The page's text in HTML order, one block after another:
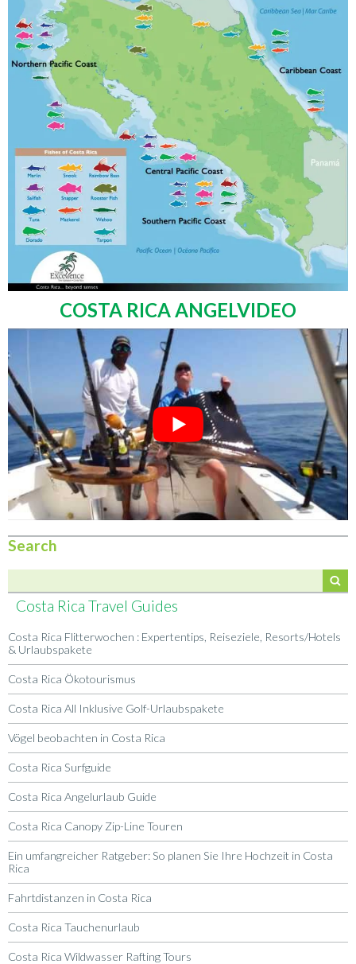
COSTA RICA ANGELVIDEO
Search
Costa Rica Travel Guides
Costa Rica Flitterwochen : Expertentips, Reiseziele, Resorts/Hotels
& Urlaubspakete
Costa Rica Ökotourismus
Costa Rica All Inklusive Golf-Urlaubspakete
Vögel beobachten in Costa Rica
Costa Rica Surfguide
Costa Rica Angelurlaub Guide
Costa Rica Canopy Zip-Line Touren
Ein umfangreicher Ratgeber: So planen Sie Ihre Hochzeit in Costa
Rica
Fahrtdistanzen in Costa Rica
Costa Rica Tauchenurlaub
Costa Rica Wildwasser Rafting Tours